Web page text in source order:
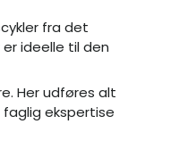
fra det
ideelle til den
Her udføres alt
ekspertise